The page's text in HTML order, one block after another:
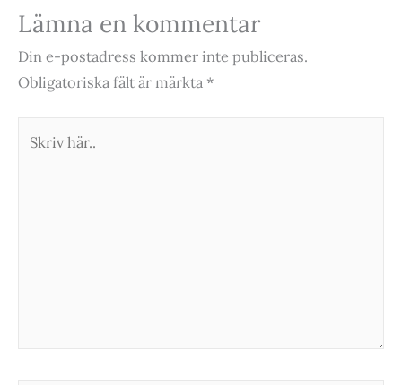
Lämna en kommentar
Din e-postadress kommer inte publiceras.
Obligatoriska fält är märkta *